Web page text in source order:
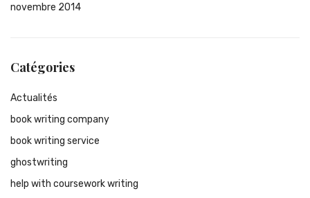
novembre 2014
Catégories
Actualités
book writing company
book writing service
ghostwriting
help with coursework writing